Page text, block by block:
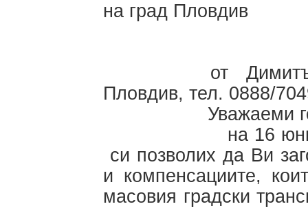
на град Пловдив
от Димитър
Пловдив, тел. 0888/
Уважаеми
на 16 юни 2011
си позволих да Ви
и компенсациите,
масовия градски